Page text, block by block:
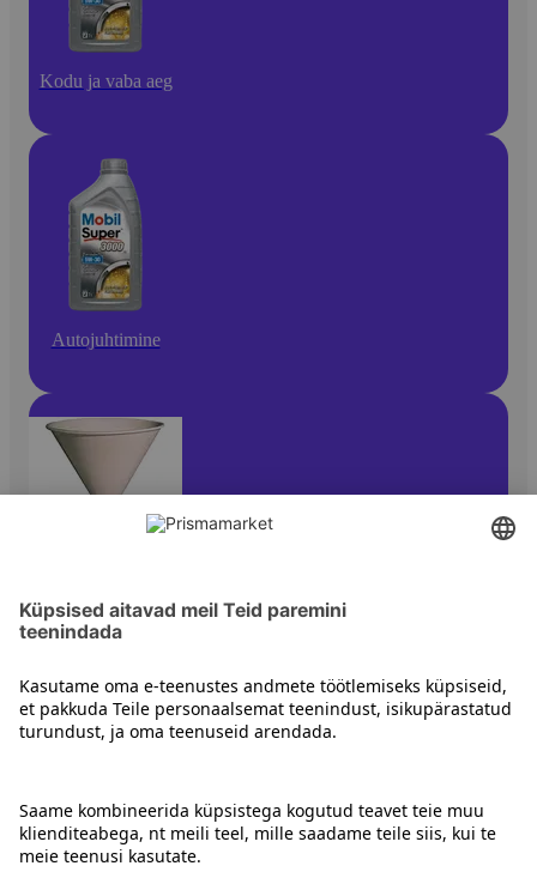
Kodu ja vaba aeg
Autojuhtimine
Muud autotarvikud
Juhised